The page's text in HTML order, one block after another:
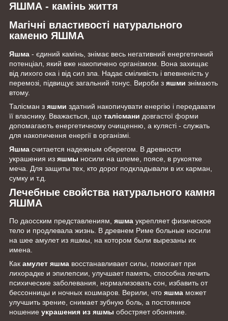
ЯШМА - камінь життя
Магічні властивості натурального
каменю ЯШМА
Яшма - єдиний камінь, знімає весь негативний енергетичний
потенціал, який вже накопичено організмом. Вона захищає
від лихого ока і від сил зла. Надає сміливість і впевненість у
перемозі, підвищує загальний тонус. Вироби з яшми знімають
втому.
Талісман з яшми здатний накопичувати енергію і передавати
її власнику. Вважається, що талісмани довгастої форми
допомагають енергетичному очищенню, а кулясті - служать
для накопичення енергії в організмі.
Яшма считается надежным оберегом. В древности
украшения из яшмы носили на шлеме, поясе, в рукоятке
меча. Для защиты тех, кто дорог подкладывали в их карман,
сумку и т.д.
Лечебные свойства натурального камня
ЯШМА
По даосским представлениям, яшма укрепляет физическое
тело и продлевала жизнь. В древнем Риме больные носили
на шее амулет из яшмы, на котором были вырезаны их
имена.
Как амулет яшма восстанавливает силы, помогает при
лихорадке и эпилепсии, улучшает память, способна лечить
психические заболевания, нормализовать сон, избавить от
бессонницы и ночных кошмаров. Верили, что яшма может
улучшить зрение, снимает зубную боль, а постоянное
ношение украшения из яшмы обостряет обоняние.